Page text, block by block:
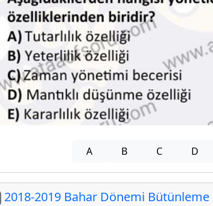
A B C D
2018-2019 Bahar Dönemi Bütünleme